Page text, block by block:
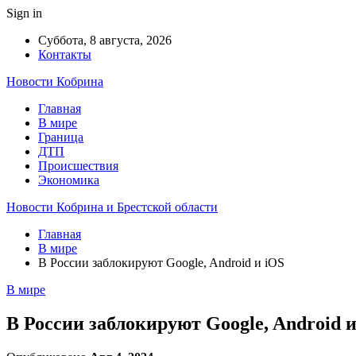
Sign in
Суббота, 8 августа, 2026
Контакты
Новости Кобрина
Главная
В мире
Граница
ДТП
Происшествия
Экономика
Новости Кобрина и Брестской области
Главная
В мире
В России заблокируют Google, Android и iOS
В мире
В России заблокируют Google, Android